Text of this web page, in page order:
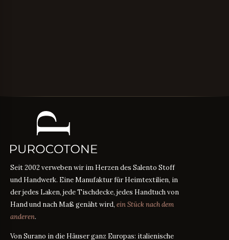
Seit 2002 verweben wir im Herzen des Salento Stoff
und Handwerk. Eine Manufaktur für Heimtextilien, in
der jedes Laken, jede Tischdecke, jedes Handtuch von
Hand und nach Maß genäht wird, ein Stück nach dem
anderen.
Von Surano in die Häuser ganz Europas: italienische